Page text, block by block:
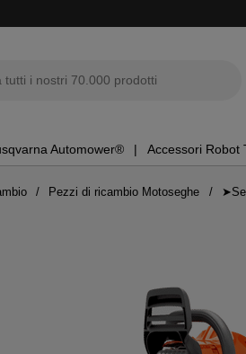
Automower® Accessori Robot
Pezzi di ricambio Motoseghe